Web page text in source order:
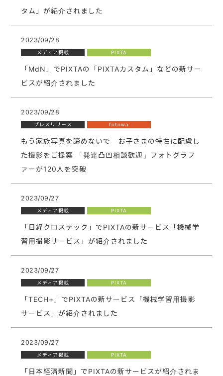
タム」が紹介されました
2023/09/28
メディア掲載 PIXTA
「MdN」でPIXTAの「PIXTAカスタム」などの新サー
ビスが紹介されました
2023/09/28
プレスリリース fotowa
もう家族写真を諦めないで お子さまの特性に配慮し
た撮影をご提案 「発達凸凹相談歓迎」フォトグラフ
ァーが120人を突破
2023/09/27
メディア掲載 PIXTA
「日経クロステック」でPIXTAの新サービス「機械学
習用撮影サービス」が紹介されました
2023/09/27
メディア掲載 PIXTA
「TECH+」でPIXTAの新サービス「機械学習用撮影
サービス」が紹介されました
2023/09/27
メディア掲載 PIXTA
「日本経済新聞」でPIXTAの新サービスが紹介されま